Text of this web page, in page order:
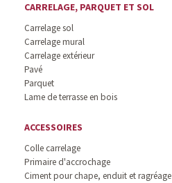
CARRELAGE, PARQUET ET SOL
Carrelage sol
Carrelage mural
Carrelage extérieur
Pavé
Parquet
Lame de terrasse en bois
ACCESSOIRES
Colle carrelage
Primaire d'accrochage
Ciment pour chape, enduit et ragréage